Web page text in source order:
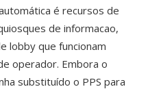
é recursos de
de informacao,
lobby que funcionam
operador. Embora o
substituído o PPS para